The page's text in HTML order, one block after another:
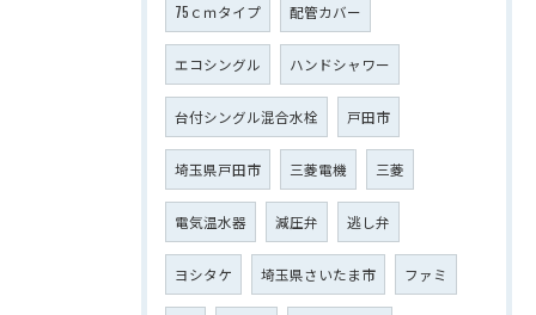
75ｃｍタイプ 配管カバー
エコシングル ハンドシャワー
台付シングル混合水栓 戸田市
埼玉県戸田市 三菱電機 三菱
電気温水器 減圧弁 逃し弁
ヨシタケ 埼玉県さいたま市 ファミ